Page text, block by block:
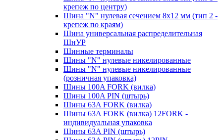
крепеж по центру)
Шина "N" нулевая сечением 8х12 мм (тип 2 -
крепеж по краям)
Шина универсальная распределительная
ШнУР
Шинные терминалы
Шины "N" нулевые никелированные
Шины "N" нулевые никелированные
(розничная упаковка)
Шины 100A FORK (вилка)
Шины 100A PIN (штырь)
Шины 63A FORK (вилка)
Шины 63A FORK (вилка) 12FORK -
индивидуальная упаковка
Шины 63A PIN (штырь)